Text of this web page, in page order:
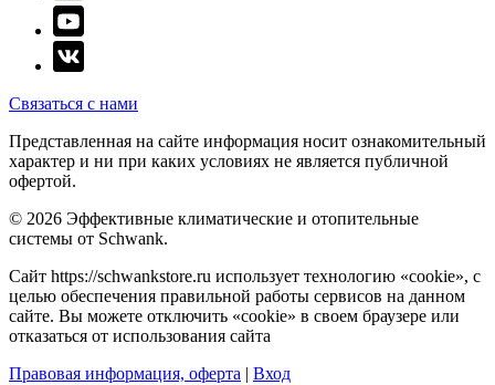
Связаться с нами
Представленная на сайте информация носит ознакомительный
характер и ни при каких условиях не является публичной
офертой.
© 2026 Эффективные климатические и отопительные
системы от Schwank.
Сайт https://schwankstore.ru использует технологию «cookie», с
целью обеспечения правильной работы сервисов на данном
сайте. Вы можете отключить «cookie» в своем браузере или
отказаться от использования сайта
Правовая информация, оферта | Вход